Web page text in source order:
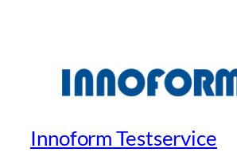
Innoform Testservice